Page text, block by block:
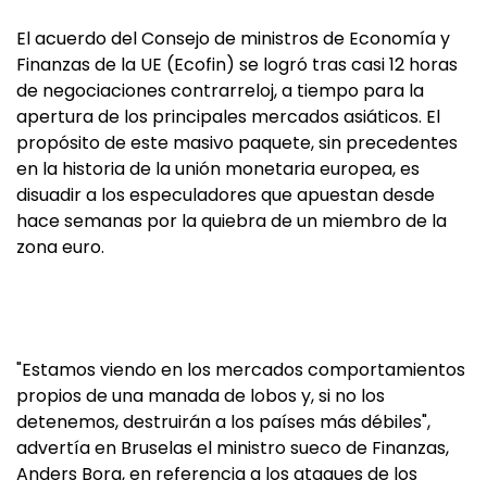
El acuerdo del Consejo de ministros de Economía y
Finanzas de la UE (Ecofin) se logró tras casi 12 horas
de negociaciones contrarreloj, a tiempo para la
apertura de los principales mercados asiáticos. El
propósito de este masivo paquete, sin precedentes
en la historia de la unión monetaria europea, es
disuadir a los especuladores que apuestan desde
hace semanas por la quiebra de un miembro de la
zona euro.
"Estamos viendo en los mercados comportamientos
propios de una manada de lobos y, si no los
detenemos, destruirán a los países más débiles",
advertía en Bruselas el ministro sueco de Finanzas,
Anders Borg, en referencia a los ataques de los